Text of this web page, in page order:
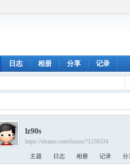
日志 相册 分享 记录
lz90s
https://shumo.com/forum/?1256334
主题 日志 相册 记录 分